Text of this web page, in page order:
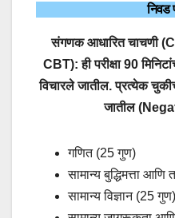
निवड
संगणक आधारित चाचणी
CBT): ही परीक्षा 90
विचारले जातील. प्रत्येक
जातील
गणित (25 गुण)
सामान्य बुद्धिमत्ता
सामान्य विज्ञान (25 गुण)